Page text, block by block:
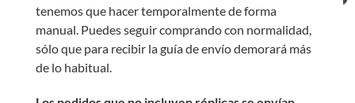
tenemos que hacer temporalmente de forma
manual. Puedes seguir comprando con normalidad,
sólo que para recibir la guía de envío demorará más
de lo habitual.
Cargador Midcap